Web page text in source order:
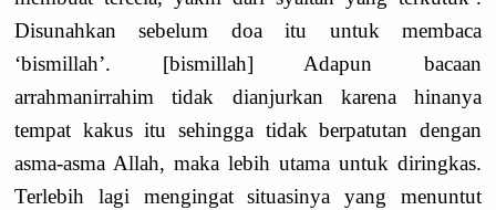
Disunahkan sebelum doa itu untuk membaca
‘bismillah’. [bismillah] Adapun bacaan
arrahmanirrahim tidak dianjurkan karena hinanya
tempat kakus itu sehingga tidak berpatutan dengan
asma-asma Allah, maka lebih utama untuk diringkas.
Terlebih lagi mengingat situasinya yang menuntut